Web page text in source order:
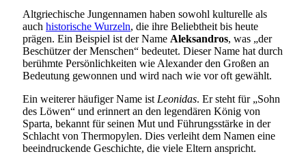
Altgriechische Jungennamen haben sowohl kulturelle als
auch historische Wurzeln, die ihre Beliebtheit bis heute
prägen. Ein Beispiel ist der Name Aleksandros, was „der
Beschützer der Menschen“ bedeutet. Dieser Name hat durch
berühmte Persönlichkeiten wie Alexander den Großen an
Bedeutung gewonnen und wird nach wie vor oft gewählt.
Ein weiterer häufiger Name istLeonidas. Er steht für „Sohn
des Löwen“ und erinnert an den legendären König von
Sparta, bekannt für seinen Mut und Führungsstärke in der
Schlacht von Thermopylen. Dies verleiht dem Namen eine
beeindruckende Geschichte, die viele Eltern anspricht.